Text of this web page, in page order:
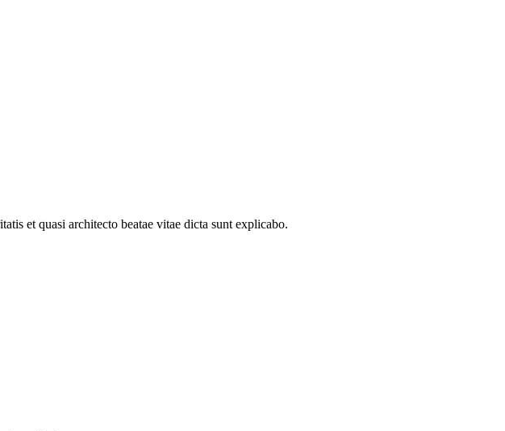
et quasi architecto beatae vitae dicta sunt explicabo.